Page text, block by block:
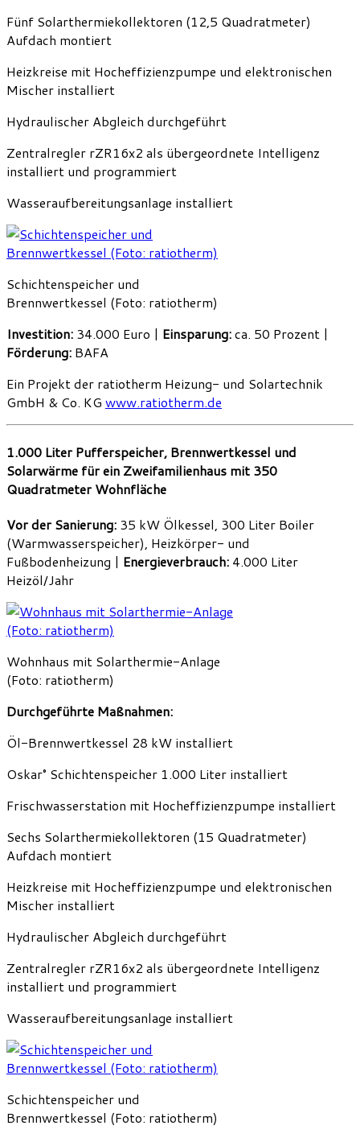
Fünf Solarthermiekollektoren (12,5 Quadratmeter)
Aufdach montiert
Heizkreise mit Hocheffizienzpumpe und elektronischen
Mischer installiert
Hydraulischer Abgleich durchgeführt
Zentralregler rZR16x2 als übergeordnete Intelligenz
installiert und programmiert
Wasseraufbereitungsanlage installiert
Schichtenspeicher und
Brennwertkessel (Foto: ratiotherm)
Investition: 34.000 Euro | Einsparung:ca. 50 Prozent |
Förderung: BAFA
Ein Projekt der ratiotherm Heizung- und Solartechnik
GmbH & Co. KG www.ratiotherm.de
1.000 Liter Pufferspeicher, Brennwertkessel und
Solarwärme für ein Zweifamilienhaus mit 350
Quadratmeter Wohnfläche
Vor der Sanierung: 35 kW Ölkessel, 300 Liter Boiler
(Warmwasserspeicher), Heizkörper- und
Fußbodenheizung | Energieverbrauch: 4.000 Liter
Heizöl/Jahr
Wohnhaus mit Solarthermie-Anlage
(Foto: ratiotherm)
Durchgeführte Maßnahmen:
Öl-Brennwertkessel 28 kW installiert
Oskar° Schichtenspeicher 1.000 Liter installiert
Frischwasserstation mit Hocheffizienzpumpe installiert
Sechs Solarthermiekollektoren (15 Quadratmeter)
Aufdach montiert
Heizkreise mit Hocheffizienzpumpe und elektronischen
Mischer installiert
Hydraulischer Abgleich durchgeführt
Zentralregler rZR16x2 als übergeordnete Intelligenz
installiert und programmiert
Wasseraufbereitungsanlage installiert
Schichtenspeicher und
Brennwertkessel (Foto: ratiotherm)